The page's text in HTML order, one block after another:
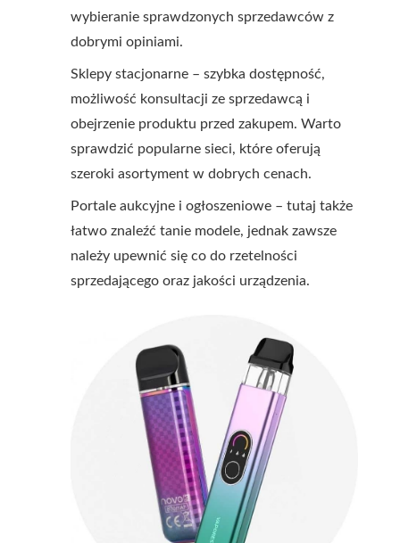
wybieranie sprawdzonych sprzedawców z
dobrymi opiniami.
Sklepy stacjonarne – szybka dostępność,
możliwość konsultacji ze sprzedawcą i
obejrzenie produktu przed zakupem. Warto
sprawdzić popularne sieci, które oferują
szeroki asortyment w dobrych cenach.
Portale aukcyjne i ogłoszeniowe – tutaj także
łatwo znaleźć tanie modele, jednak zawsze
należy upewnić się co do rzetelności
sprzedającego oraz jakości urządzenia.